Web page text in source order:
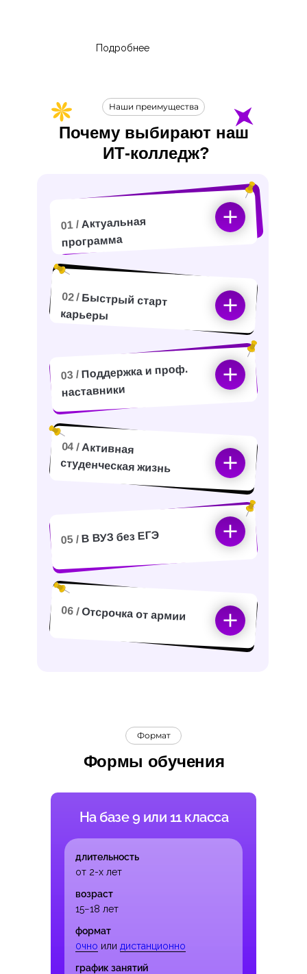
Подробнее
Почему выбирают наш
ИТ-колледж?
Наши преимущества
01 / Актуальная
программа
02 / Быстрый старт
карьеры
04 /Активная
студенческая жизнь
05 / В ВУЗ без ЕГЭ
06 / Отсрочка от армии
03 / Поддержка и проф.
наставники
Формат
Формы обучения
На базе 9 или 11 класса
формат
0чно или дистанционно
график занятий
возраст
15−18 лет
длительность
от 2-х лет